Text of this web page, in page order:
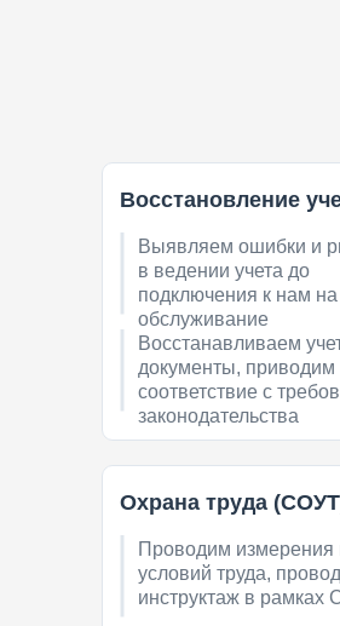
Выявляем ошибки и
в ведении учета до
подключения к нам на
обслуживание
Восстановление
Восстанавливаем
документы, приводим
соответствие с
законодательства
Формируем первичку,
отправляем
Охрана труда
Проводим измерения
условий труда,
инструктаж в рамках